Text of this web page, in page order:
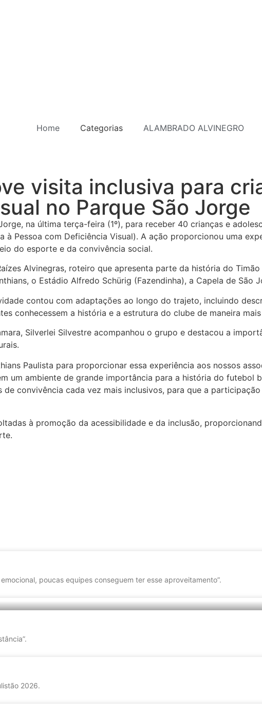
Home Categorias ALAMBRADO ALVINEGRO
visita inclusiva para
no Parque São Jorge
na última terça-feira (1º), para receber 40 crianças e
à Pessoa com Deficiência Visual). A ação proporcionou uma
do esporte e da convivência social.
Alvinegras, roteiro que apresenta parte da história do
o Estádio Alfredo Schürig (Fazendinha), a Capela de São
contou com adaptações ao longo do trajeto, incluindo
conhecessem a história e a estrutura do clube de maneira
Silverlei Silvestre acompanhou o grupo e destacou a
Paulista para proporcionar essa experiência aos nossos
um ambiente de grande importância para a história do futebol
convivência cada vez mais inclusivos, para que a
à promoção da acessibilidade e da inclusão,
poucas equipes conseguem ter esse aproveitamento”.
2026.